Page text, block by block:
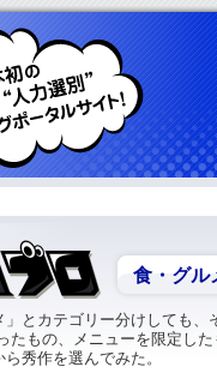
食・グル
」とカテゴリー分けしても
たもの、メニューを限定し
秀作を選んでみた。